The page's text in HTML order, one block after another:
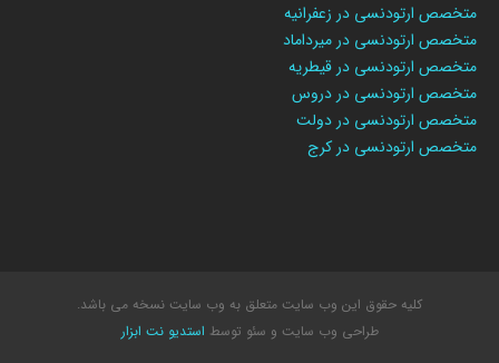
متخصص ارتودنسی در زعفرانیه
متخصص ارتودنسی در میرداماد
متخصص ارتودنسی در قیطریه
متخصص ارتودنسی در دروس
متخصص ارتودنسی در دولت
متخصص ارتودنسی در کرج
کلیه حقوق این وب سایت متعلق به وب سایت نسخه می باشد.
طراحی وب سایت و سئو توسط استدیو نت ابزار